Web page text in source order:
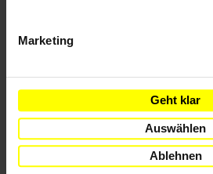
Marketing
Geht klar
Auswählen
Ablehnen
LÄNDER
Ägypten Deutschland